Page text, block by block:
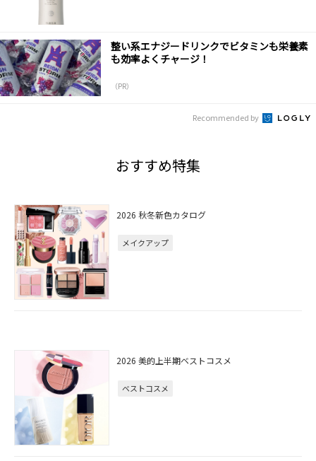
整い系エナジードリンクでビタミンも栄養素
も効率よくチャージ！
（PR）
Recommended by
おすすめ特集
2026 秋冬新色カタログ
メイクアップ
2026 美的上半期ベストコスメ
ベストコスメ